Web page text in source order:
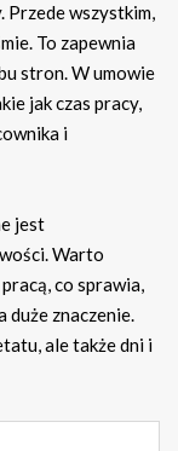
Przede wszystkim,
To zapewnia
stron. W umowie
jak czas pracy,
i
jest
Warto
co sprawia,
duże znaczenie.
ale także dni i